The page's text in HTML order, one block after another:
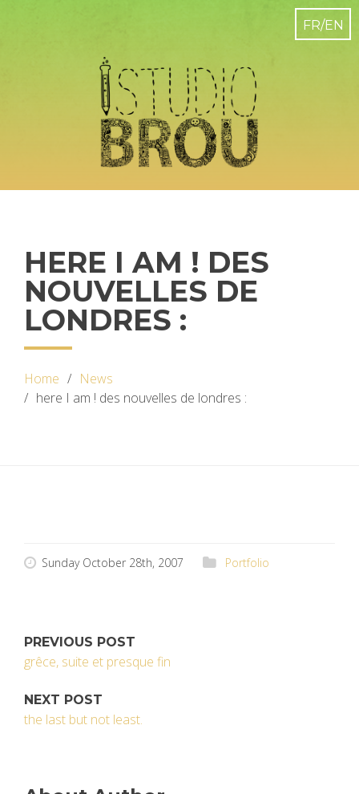
HERE I AM ! DES
NOUVELLES DE
LONDRES :
Home
News
here I am ! des nouvelles de londres :
Sunday October 28th, 2007 Portfolio
PREVIOUS POST
grêce, suite et presque fin
NEXT POST
the last but not least.